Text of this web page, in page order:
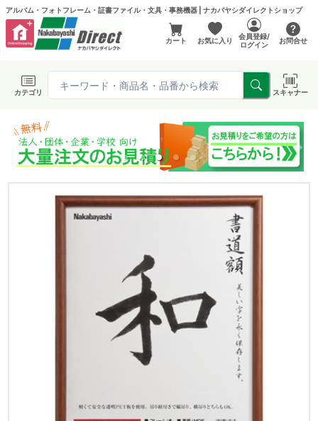
アルバム・フォトフレーム・証書ファイル・文具・事務機器 | ナカバヤシダイレクトショップ
カート お気に入り
会員登録/
ログイン
お問合せ
カテゴリ スキャナー